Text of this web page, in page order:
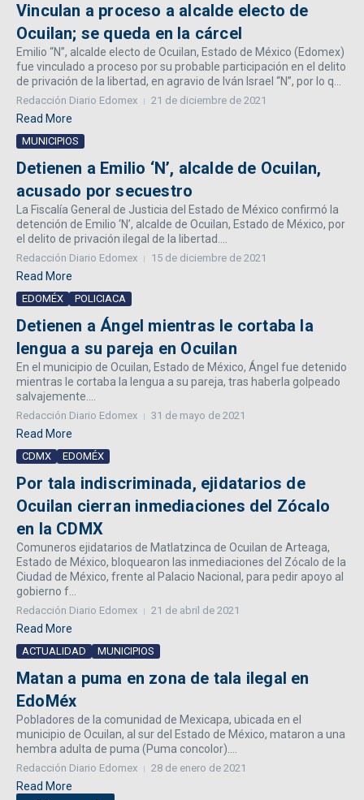
Vinculan a proceso a alcalde electo de
Ocuilan; se queda en la cárcel
Emilio “N”, alcalde electo de Ocuilan, Estado de México (Edomex)
fue vinculado a proceso por su probable participación en el delito
de privación de la libertad, en agravio de Iván Israel “N”, por lo q...
Redacción Diario Edomex 21 de diciembre de 2021
Read More
MUNICIPIOS
Detienen a Emilio ‘N’, alcalde de Ocuilan,
acusado por secuestro
La Fiscalía General de Justicia del Estado de México confirmó la
detención de Emilio ‘N’, alcalde de Ocuilan, Estado de México, por
el delito de privación ilegal de la libertad....
Redacción Diario Edomex 15 de diciembre de 2021
Read More
EDOMÉX POLICIACA
Detienen a Ángel mientras le cortaba la
lengua a su pareja en Ocuilan
En el municipio de Ocuilan, Estado de México, Ángel fue detenido
mientras le cortaba la lengua a su pareja, tras haberla golpeado
salvajemente....
Redacción Diario Edomex 31 de mayo de 2021
Read More
CDMX EDOMÉX
Por tala indiscriminada, ejidatarios de
Ocuilan cierran inmediaciones del Zócalo
en la CDMX
Comuneros ejidatarios de Matlatzinca de Ocuilan de Arteaga,
Estado de México, bloquearon las inmediaciones del Zócalo de la
Ciudad de México, frente al Palacio Nacional, para pedir apoyo al
gobierno f...
Redacción Diario Edomex 21 de abril de 2021
Read More
ACTUALIDAD MUNICIPIOS
Matan a puma en zona de tala ilegal en
EdoMéx
Pobladores de la comunidad de Mexicapa, ubicada en el
municipio de Ocuilan, al sur del Estado de México, mataron a una
hembra adulta de puma (Puma concolor)....
Redacción Diario Edomex 28 de enero de 2021
Read More